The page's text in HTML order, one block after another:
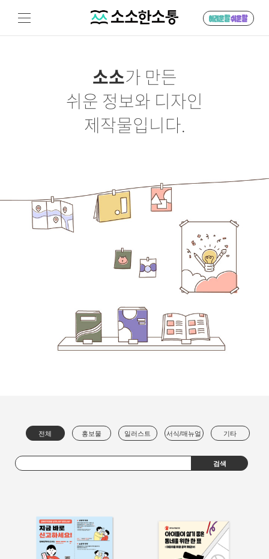
소소가 만든
쉬운 정보와 디자인
제작물입니다.